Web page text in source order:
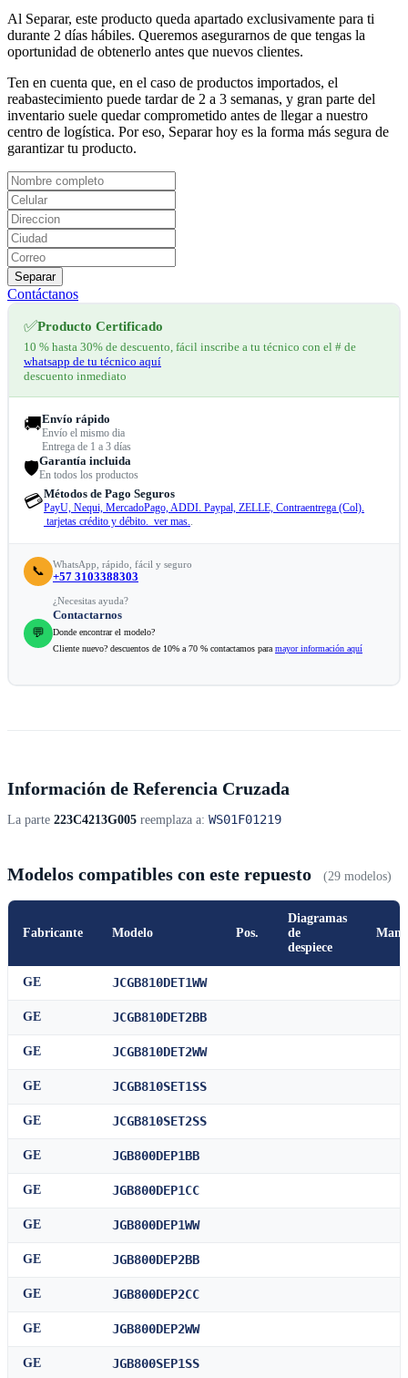
Al Separar, este producto queda apartado exclusivamente para ti
durante 2 días hábiles. Queremos asegurarnos de que tengas la
oportunidad de obtenerlo antes que nuevos clientes.
Ten en cuenta que, en el caso de productos importados, el
reabastecimiento puede tardar de 2 a 3 semanas, y gran parte del
inventario suele quedar comprometido antes de llegar a nuestro
centro de logística. Por eso, Separar hoy es la forma más segura de
garantizar tu producto.
Separar
Contáctanos
✅Producto Certificado
10 % hasta 30% de descuento, fácil inscribe a tu técnico con el # de
whatsapp de tu técnico aquí
descuento inmediato
🚚Envío rápido
Envío el mismo dia
Entrega de 1 a 3 días
🛡️Garantía incluida
En todos los productos
💳Métodos de Pago Seguros
PayU, Nequi, MercadoPago, ADDI. Paypal, ZELLE, Contraentrega (Col).
tarjetas crédito y débito. ver mas..
📞 WhatsApp, rápido, fácil y seguro
+57 3103388303
💬
¿Necesitas ayuda?
Contactarnos
Donde encontrar el modelo?
Cliente nuevo? descuentos de 10% a 70 % contactamos para mayor información aquí
Información de Referencia Cruzada
La parte 223C4213G005 reemplaza a: WS01F01219
Modelos compatibles con este repuesto (29 modelos)
Fabricante Modelo Pos.
Diagramas
de
despiece
GE JCGB810DET1WW
GE JCGB810DET2BB
GE JCGB810DET2WW
GE JCGB810SET1SS
GE JCGB810SET2SS
GE JGB800DEP1BB
GE JGB800DEP1CC
GE JGB800DEP1WW
GE JGB800DEP2BB
GE JGB800DEP2CC
GE JGB800DEP2WW
GE JGB800SEP1SS